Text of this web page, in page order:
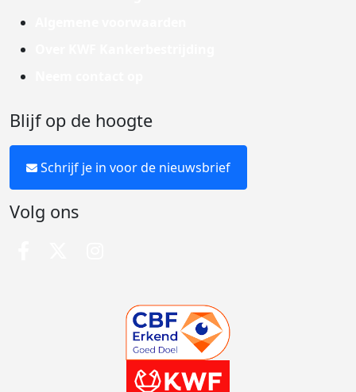
Blijf op de hoogte
Schrijf je in voor de nieuwsbrief
Volg ons